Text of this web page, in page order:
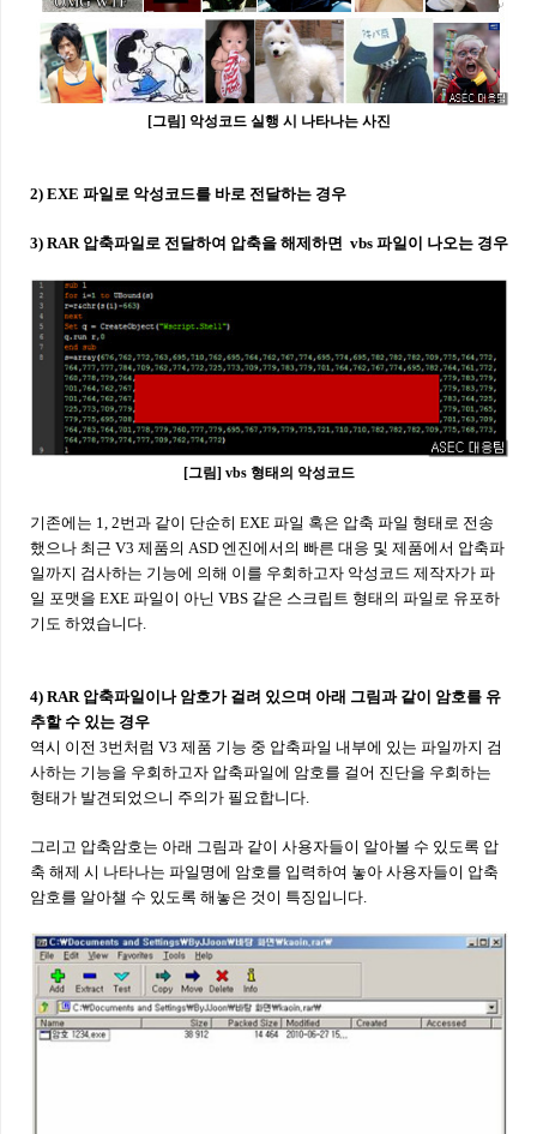
[그림] 악성코드 실행 시 나타나는 사진
2) EXE 파일로 악성코드를 바로 전달하는 경우
3) RAR 압축파일로 전달하여 압축을 해제하면 vbs 파일이 나오는 경우
[그림] vbs 형태의 악성코드
기존에는 1, 2번과 같이 단순히 EXE 파일 혹은 압축 파일 형태로 전송
했으나 최근 V3 제품의 ASD 엔진에서의 빠른 대응 및 제품에서 압축파
일까지 검사하는 기능에 의해 이를 우회하고자 악성코드 제작자가 파
일 포맷을 EXE 파일이 아닌 VBS 같은 스크립트 형태의 파일로 유포하
기도 하였습니다.
4) RAR 압축파일이나 암호가 걸려 있으며 아래 그림과 같이 암호를 유
추할 수 있는 경우
역시 이전 3번처럼 V3 제품 기능 중 압축파일 내부에 있는 파일까지 검
사하는 기능을 우회하고자 압축파일에 암호를 걸어 진단을 우회하는
형태가 발견되었으니 주의가 필요합니다.
그리고 압축암호는 아래 그림과 같이 사용자들이 알아볼 수 있도록 압
축 해제 시 나타나는 파일명에 암호를 입력하여 놓아 사용자들이 압축
암호를 알아챌 수 있도록 해놓은 것이 특징입니다.